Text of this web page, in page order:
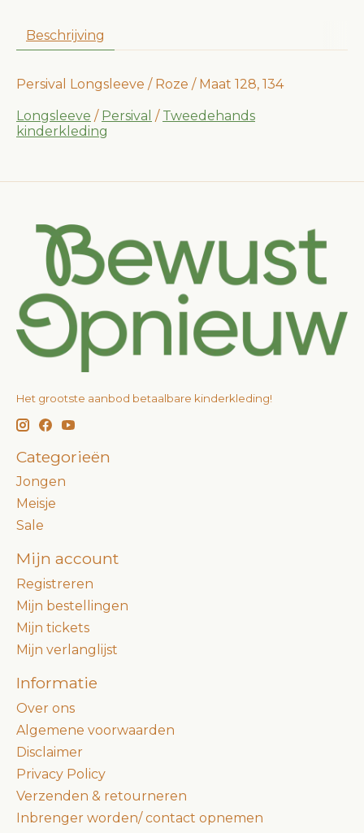
Beschrijving
Persival Longsleeve / Roze / Maat 128, 134
Longsleeve / Persival / Tweedehands
kinderkleding
Het grootste aanbod betaalbare kinderkleding!
Categorieën
Jongen
Meisje
Sale
Mijn account
Registreren
Mijn bestellingen
Mijn tickets
Mijn verlanglijst
Informatie
Over ons
Algemene voorwaarden
Disclaimer
Privacy Policy
Verzenden & retourneren
Inbrenger worden/ contact opnemen